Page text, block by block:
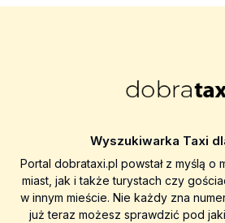
Wyszukiwarka Taxi
Portal dobrataxi.pl powstał z myślą o
miast, jak i także turystach czy
w innym mieście. Nie każdy zna
już teraz możesz sprawdzić pod